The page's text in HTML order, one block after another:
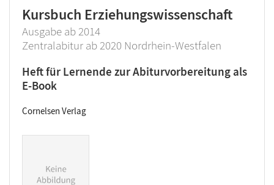
Kursbuch Erziehungswissenschaft
Ausgabe ab 2014
Zentralabitur ab 2020 Nordrhein-Westfalen
Heft für Lernende zur Abiturvorbereitung als
E-Book
Cornelsen Verlag